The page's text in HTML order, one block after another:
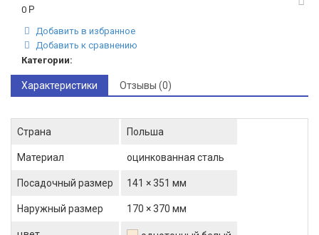
0 Р
Добавить в избранное
Добавить к сравнению
Категории:
Характеристики Отзывы (0)
Страна Польша
Материал оцинкованная сталь
Посадочный размер 141 × 351 мм
Наружный размер 170 × 370 мм